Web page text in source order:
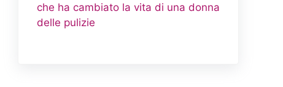
che ha cambiato la vita di una donna
delle pulizie